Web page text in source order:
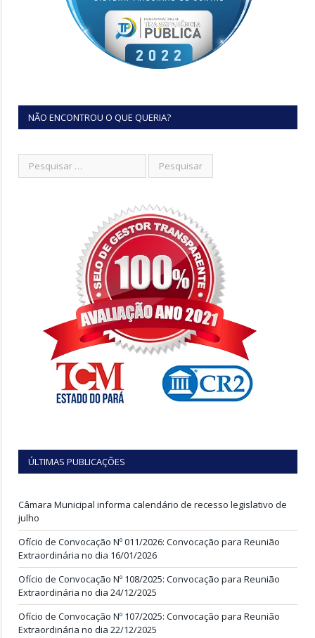
NÃO ENCONTROU O QUE QUERIA?
ÚLTIMAS PUBLICAÇÕES
Câmara Municipal informa calendário de recesso legislativo de
julho
Ofício de Convocação Nº 011/2026: Convocação para Reunião
Extraordinária no dia 16/01/2026
Ofício de Convocação Nº 108/2025: Convocação para Reunião
Extraordinária no dia 24/12/2025
Ofício de Convocação Nº 107/2025: Convocação para Reunião
Extraordinária no dia 22/12/2025